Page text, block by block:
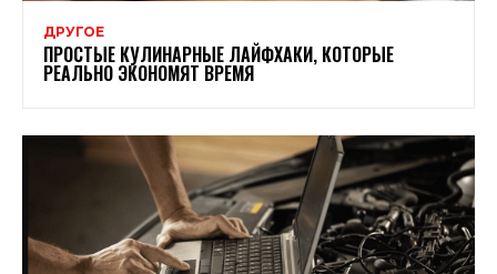
ДРУГОЕ
ПРОСТЫЕ КУЛИНАРНЫЕ ЛАЙФХАКИ, КОТОРЫЕ
РЕАЛЬНО ЭКОНОМЯТ ВРЕМЯ